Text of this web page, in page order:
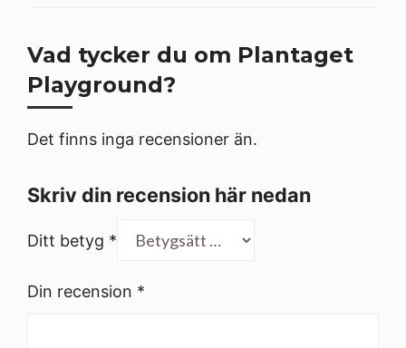
Vad tycker du om Plantaget
Playground?
Det finns inga recensioner än.
Skriv din recension här nedan
Ditt betyg *
Din recension *